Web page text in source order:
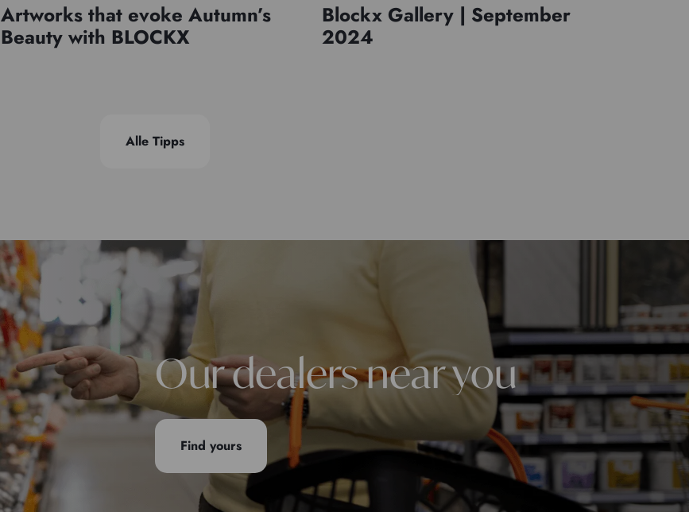
Artworks that evoke Autumn’s
Beauty with BLOCKX
Blockx Gallery | September
2024
Alle Tipps
Our dealers near you
Find yours